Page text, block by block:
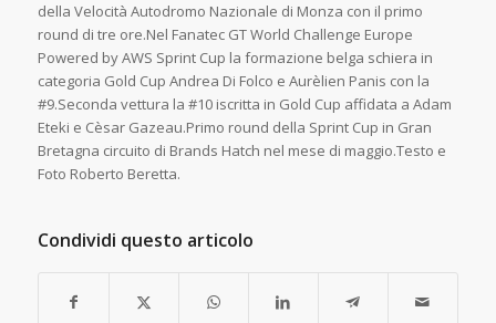
della Velocità Autodromo Nazionale di Monza con il primo
round di tre ore.Nel Fanatec GT World Challenge Europe
Powered by AWS Sprint Cup la formazione belga schiera in
categoria Gold Cup Andrea Di Folco e Aurèlien Panis con la
#9.Seconda vettura la #10 iscritta in Gold Cup affidata a Adam
Eteki e Cèsar Gazeau.Primo round della Sprint Cup in Gran
Bretagna circuito di Brands Hatch nel mese di maggio.Testo e
Foto Roberto Beretta.
Condividi questo articolo